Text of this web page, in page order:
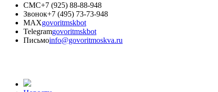
СМС+7 (925) 88-88-948
Звонок+7 (495) 73-73-948
MAXgovoritmskbot
Telegramgovoritmskbot
Письмоinfo@govoritmoskva.ru